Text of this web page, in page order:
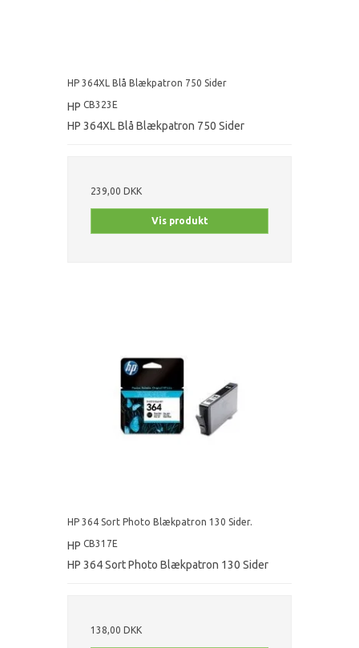
HP 364XL Blå Blækpatron 750 Sider
HP CB323E
HP 364XL Blå Blækpatron 750 Sider
239,00 DKK
Vis produkt
HP 364 Sort Photo Blækpatron 130 Sider.
HP CB317E
HP 364 Sort Photo Blækpatron 130 Sider
138,00 DKK